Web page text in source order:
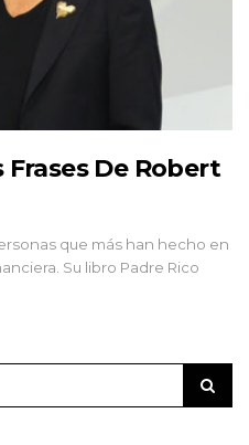
Frases De Robert
que más han hecho en
Su libro Padre Rico